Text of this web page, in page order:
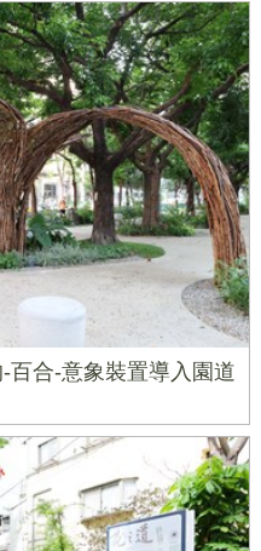
百合-意象裝置導入園道